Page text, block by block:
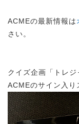
ACMEの最新情報は
さい。
クイズ企画「トレ
ACMEのサイン入り